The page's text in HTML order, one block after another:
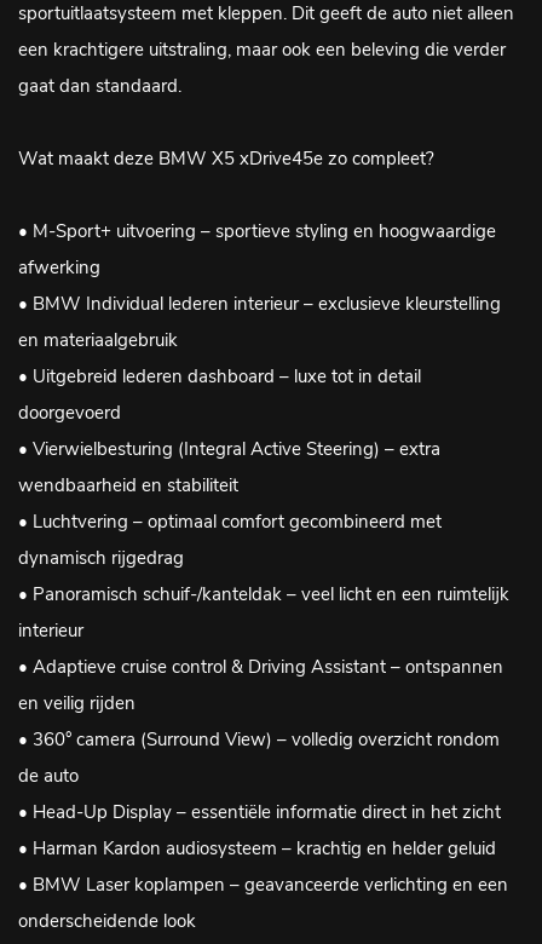
sportuitlaatsysteem met kleppen. Dit geeft de auto niet alleen
een krachtigere uitstraling, maar ook een beleving die verder
gaat dan standaard.
Wat maakt deze BMW X5 xDrive45e zo compleet?
• M-Sport+ uitvoering – sportieve styling en hoogwaardige
afwerking
• BMW Individual lederen interieur – exclusieve kleurstelling
en materiaalgebruik
• Uitgebreid lederen dashboard – luxe tot in detail
doorgevoerd
• Vierwielbesturing (Integral Active Steering) – extra
wendbaarheid en stabiliteit
• Luchtvering – optimaal comfort gecombineerd met
dynamisch rijgedrag
• Panoramisch schuif-/kanteldak – veel licht en een ruimtelijk
interieur
• Adaptieve cruise control & Driving Assistant – ontspannen
en veilig rijden
• 360° camera (Surround View) – volledig overzicht rondom
de auto
• Head-Up Display – essentiële informatie direct in het zicht
• Harman Kardon audiosysteem – krachtig en helder geluid
• BMW Laser koplampen – geavanceerde verlichting en een
onderscheidende look